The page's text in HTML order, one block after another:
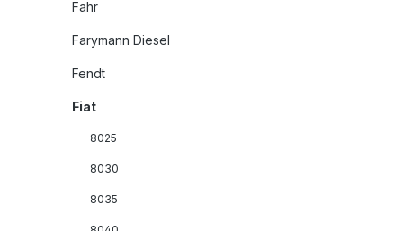
Fahr
Farymann Diesel
Fendt
Fiat
8025
8030
8035